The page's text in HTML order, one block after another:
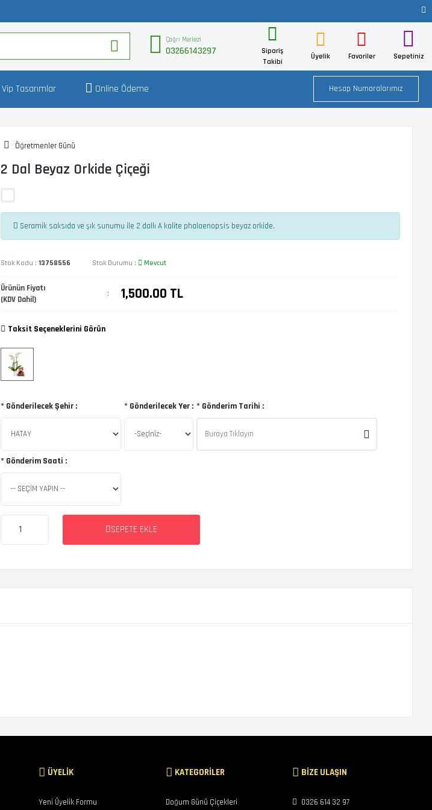
Çağrı Merkezi
03266143297
Sipariş
Takibi
Üyelik Favoriler Sepetiniz
Vip Tasarımlar Online Ödeme Hesap Numaralarımız
Öğretmenler Günü
2 Dal Beyaz Orkide Çiçeği
Seramik saksıda ve şık sunumu ile 2 dallı A kalite phalaenopsis beyaz orkide.
Stok Kodu : 13758556 Stok Durumu : Mevcut
Ürünün Fiyatı
(KDV Dahil)
: 1,500.00 TL
Taksit Seçeneklerini Görün
* Gönderilecek Şehir : * Gönderilecek Yer : * Gönderim Tarihi :
* Gönderim Saati :
SEPETE EKLE
ÜYELİK
Yeni Üyelik Formu
KATEGORİLER
Doğum Günü Çiçekleri
BİZE ULAŞIN
0326 614 32 97